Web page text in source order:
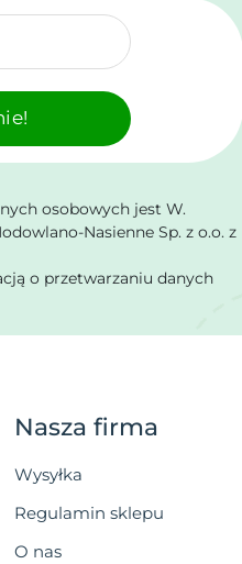
osobowych jest W.
Nasienne Sp. z o.o. z
o przetwarzaniu danych
Nasza firma
Wysyłka
Regulamin sklepu
O nas